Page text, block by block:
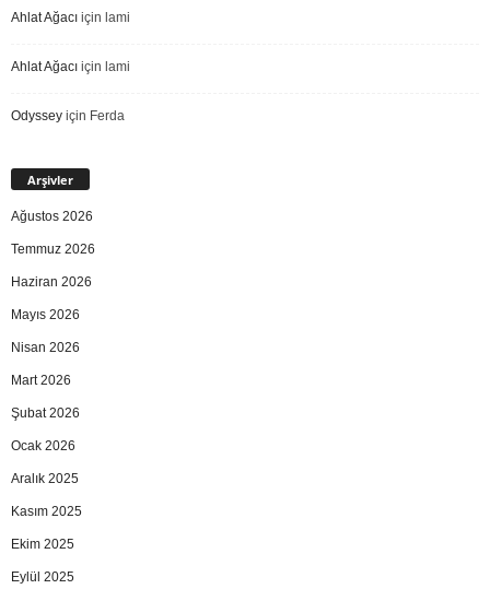
Ahlat Ağacı için lami
Ahlat Ağacı için lami
Odyssey için Ferda
Arşivler
Ağustos 2026
Temmuz 2026
Haziran 2026
Mayıs 2026
Nisan 2026
Mart 2026
Şubat 2026
Ocak 2026
Aralık 2025
Kasım 2025
Ekim 2025
Eylül 2025